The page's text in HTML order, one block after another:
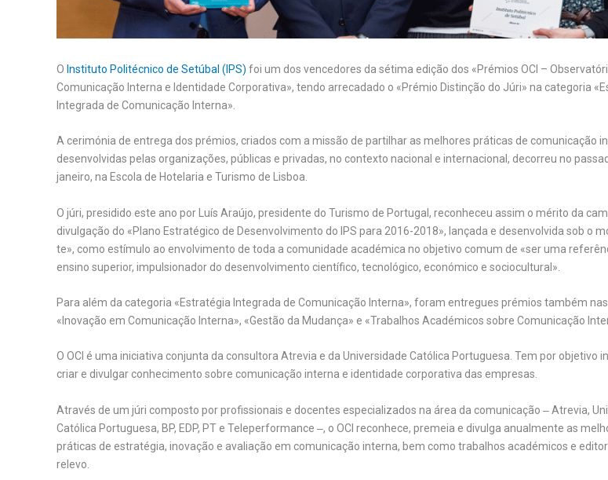
O Instituto Politécnico de Setúbal (IPS) foi um dos vencedores da sétima edição dos «Prémios OCI –
Comunicação Interna e Identidade Corporativa», tendo arrecadado o «Prémio Distinção do Júri» na categoria
Integrada de Comunicação Interna».
A cerimónia de entrega dos prémios, criados com a missão de partilhar as melhores práticas de comunicação
desenvolvidas pelas organizações, públicas e privadas, no contexto nacional e internacional, decorreu no
janeiro, na Escola de Hotelaria e Turismo de Lisboa.
O júri, presidido este ano por Luís Araújo, presidente do Turismo de Portugal, reconheceu assim o mérito da
divulgação do «Plano Estratégico de Desenvolvimento do IPS para 2016-2018», lançada e desenvolvida sob o
te», como estímulo ao envolvimento de toda a comunidade académica no objetivo comum de «ser uma
ensino superior, impulsionador do desenvolvimento científico, tecnológico, económico e sociocultural».
Para além da categoria «Estratégia Integrada de Comunicação Interna», foram entregues prémios também
«Inovação em Comunicação Interna», «Gestão da Mudança» e «Trabalhos Académicos sobre Comunicação
O OCI é uma iniciativa conjunta da consultora Atrevia e da Universidade Católica Portuguesa. Tem por objetivo
criar e divulgar conhecimento sobre comunicação interna e identidade corporativa das empresas.
Através de um júri composto por profissionais e docentes especializados na área da comunicação ‒ Atrevia,
Católica Portuguesa, BP, EDP, PT e Teleperformance ‒, o OCI reconhece, premeia e divulga anualmente as
práticas de estratégia, inovação e avaliação em comunicação interna, bem como trabalhos académicos e
relevo.